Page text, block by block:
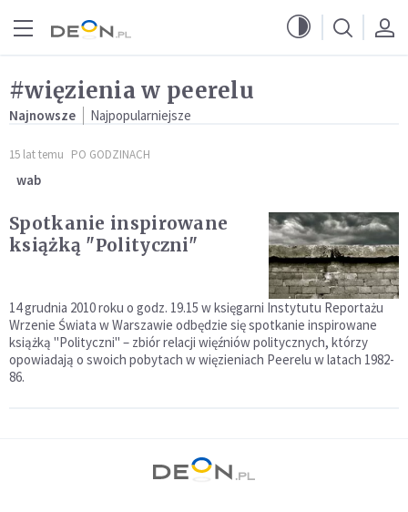
#więzienia w peerelu
Najnowsze Najpopularniejsze
15 lat temu PO GODZINACH
wab
Spotkanie inspirowane
książką "Polityczni"
14 grudnia 2010 roku o godz. 19.15 w księgarni Instytutu Reportażu
Wrzenie Świata w Warszawie odbędzie się spotkanie inspirowane
książką "Polityczni" – zbiór relacji więźniów politycznych, którzy
opowiadają o swoich pobytach w więzieniach Peerelu w latach 1982-
86.